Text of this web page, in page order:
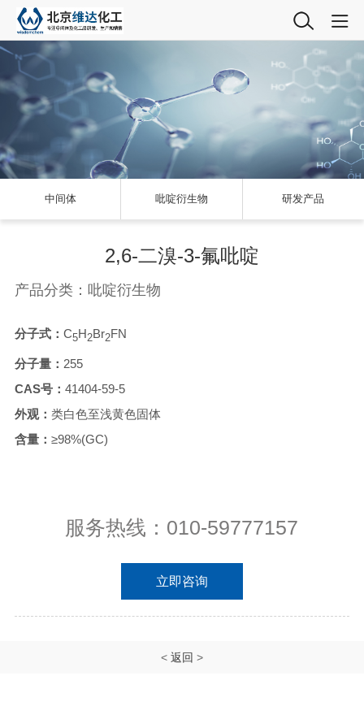
中间体 吡啶衍生物 研发产品
2,6-二溴-3-氟吡啶
产品分类：吡啶衍生物
分子式： C5H2Br2FN
分子量： 255
CAS号： 41404-59-5
外观： 类白色至浅黄色固体
含量： ≥98%(GC)
服务热线：010-59777157
立即咨询
< 返回 >